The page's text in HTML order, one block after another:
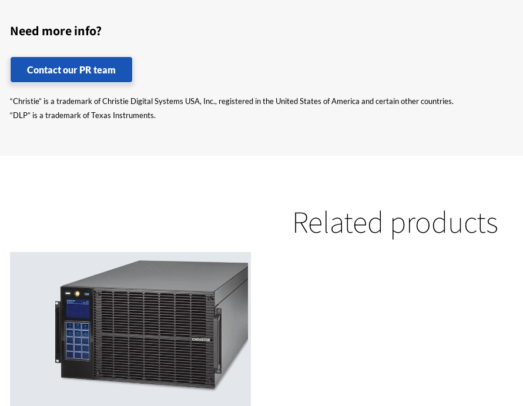
Need more info?
Contact our PR team
“Christie” is a trademark of Christie Digital Systems USA, Inc., registered in the United States of America and certain other countries.
“DLP” is a trademark of Texas Instruments.
Related products